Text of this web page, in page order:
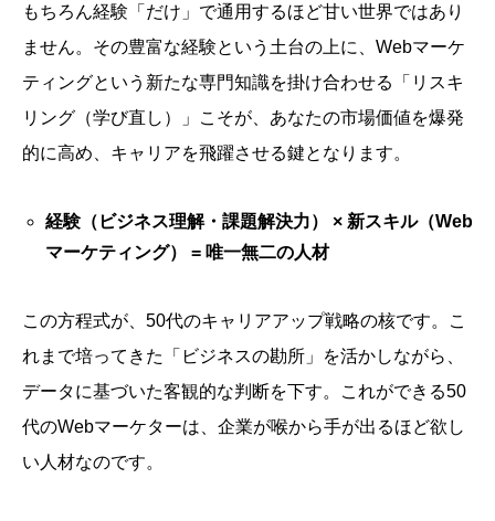
もちろん経験「だけ」で通用するほど甘い世界ではあり
ません。その豊富な経験という土台の上に、Webマーケ
ティングという新たな専門知識を掛け合わせる「リスキ
リング（学び直し）」こそが、あなたの市場価値を爆発
的に高め、キャリアを飛躍させる鍵となります。
経験（ビジネス理解・課題解決力） × 新スキル（Web
マーケティング） = 唯一無二の人材
この方程式が、50代のキャリアアップ戦略の核です。こ
れまで培ってきた「ビジネスの勘所」を活かしながら、
データに基づいた客観的な判断を下す。これができる50
代のWebマーケターは、企業が喉から手が出るほど欲し
い人材なのです。